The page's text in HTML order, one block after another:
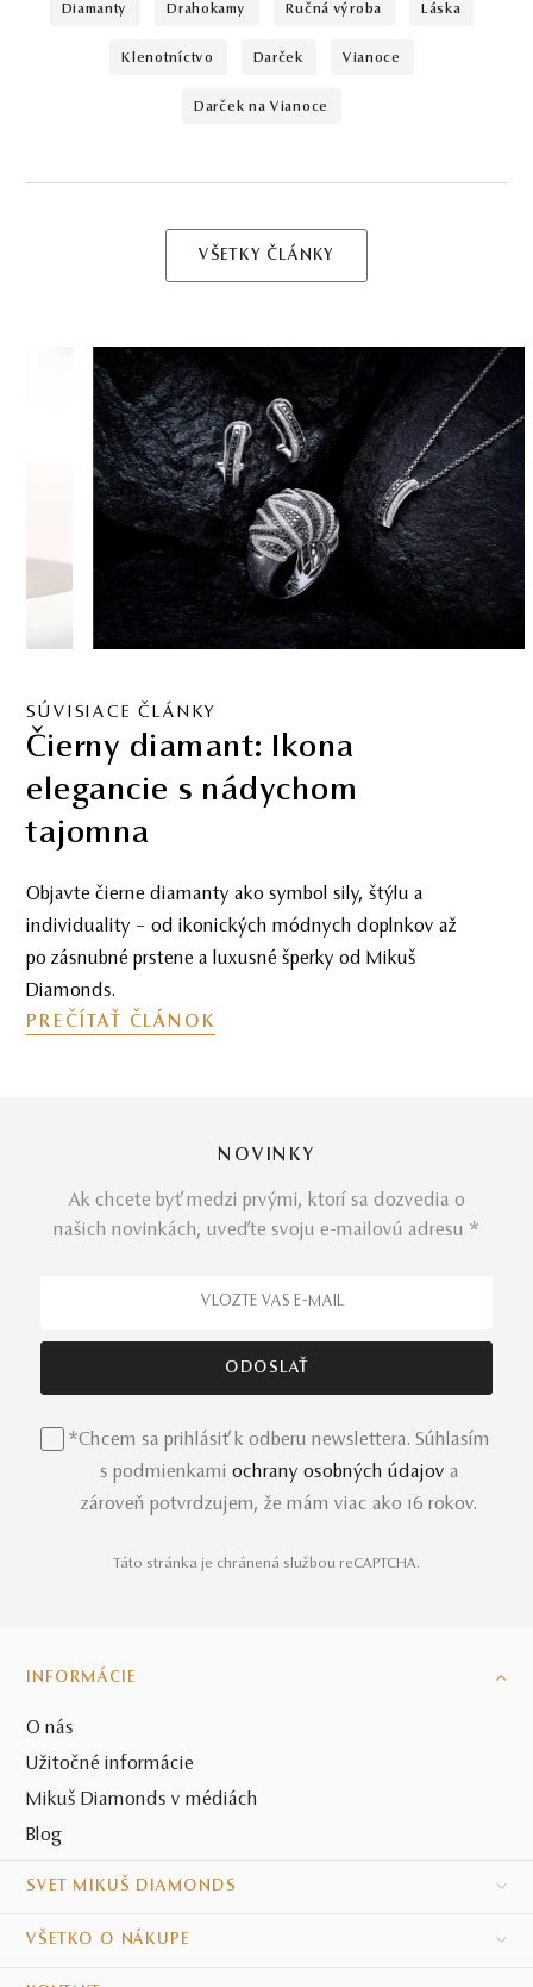
diamanty drahokamy ručná výroba láska
klenotníctvo darček vianoce
darček na Vianoce
VŠETKY ČLÁNKY
SÚVISIACE ČLÁNKY
Čierny diamant: Ikona
elegancie s nádychom
tajomna
Objavte čierne diamanty ako symbol sily, štýlu a
individuality – od ikonických módnych doplnkov až
po zásnubné prstene a luxusné šperky od Mikuš
Diamonds.
PREČÍTAŤ ČLÁNOK
NOVINKY
Ak chcete byť medzi prvými, ktorí sa dozvedia o
našich novinkách, uveďte svoju e-mailovú adresu *
*Chcem sa prihlásiť k odberu newslettera. Súhlasím
s podmienkami ochrany osobných údajov a
zároveň potvrdzujem, že mám viac ako 16 rokov.
Táto stránka je chránená službou reCAPTCHA.
INFORMÁCIE
O nás
Užitočné informácie
Mikuš Diamonds v médiách
Blog
SVET MIKUŠ DIAMONDS
VŠETKO O NÁKUPE